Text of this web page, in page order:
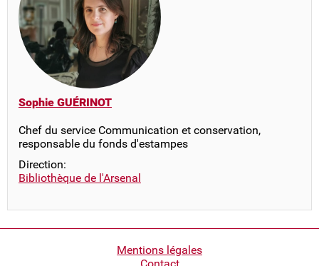
Sophie GUÉRINOT
Chef du service Communication et conservation,
responsable du fonds d'estampes
Direction:
Bibliothèque de l'Arsenal
Mentions légales